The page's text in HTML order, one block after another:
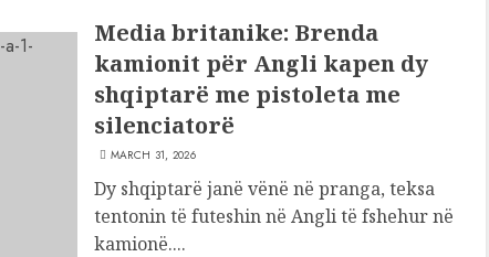
Media britanike: Brenda
kamionit për Angli kapen dy
shqiptarë me pistoleta me
silenciatorë
MARCH 31, 2026
Dy shqiptarë janë vënë në pranga, teksa
tentonin të futeshin në Angli të fshehur në
kamionë....